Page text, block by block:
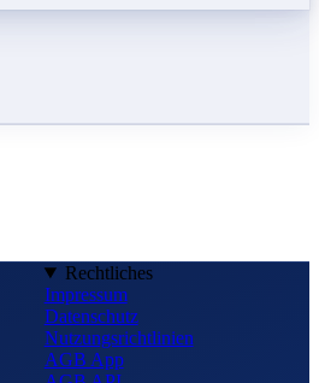
Rechtliches
Impressum
Datenschutz
Nutzungsrichtlinien
AGB App